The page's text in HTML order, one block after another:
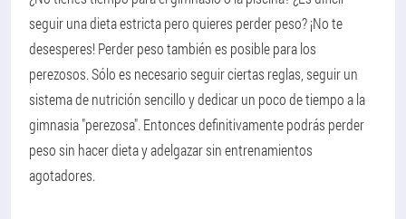
seguir una dieta estricta pero quieres perder peso? ¡No te
desesperes! Perder peso también es posible para los
perezosos. Sólo es necesario seguir ciertas reglas, seguir un
sistema de nutrición sencillo y dedicar un poco de tiempo a la
gimnasia "perezosa". Entonces definitivamente podrás perder
peso sin hacer dieta y adelgazar sin entrenamientos
agotadores.